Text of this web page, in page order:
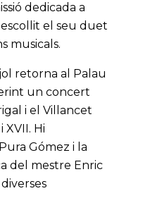
dedicada a
escollit el seu duet
musicals.
retorna al Palau
un concert
i el Villancet
XVII. Hi
Gómez i la
del mestre Enric